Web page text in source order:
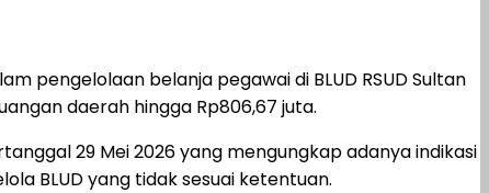
pengelolaan belanja pegawai di BLUD RSUD Sultan
daerah hingga Rp806,67 juta.
29 Mei 2026 yang mengungkap adanya indikasi
BLUD yang tidak sesuai ketentuan.